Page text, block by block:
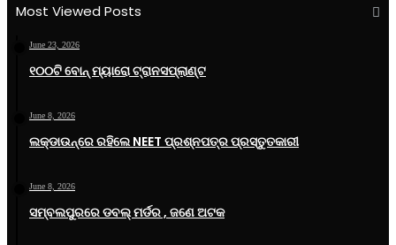
Most Viewed Posts
June 23, 2026
୧୦୦ଟି ବୋନ୍ ମ୍ୟାରୋ ଟ୍ରାନସପ୍ଲାଣ୍ଟ
June 8, 2026
ଲକ୍‌ଡାଉନ୍‌ରେ ରହିଲେ NEET ପ୍ରଶ୍ନପତ୍ର ପ୍ରସ୍ତୁତକାରୀ
June 8, 2026
ସମ୍ବଲପୁରରେ ଡବଲ୍ ମର୍ଡର , ଜଣେ ଅଟକ